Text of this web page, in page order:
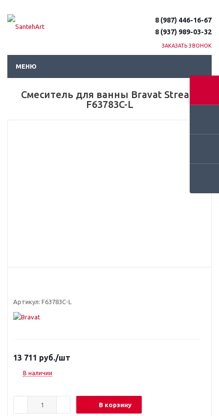
8 (987) 446-16-67
8 (937) 989-03-32
ЗАКАЗАТЬ ЗВОНОК
МЕНЮ
Смеситель для ванны Bravat Stream
F63783C-L
Артикул: F63783C-L
13 711 руб./шт
В наличии
В корзину